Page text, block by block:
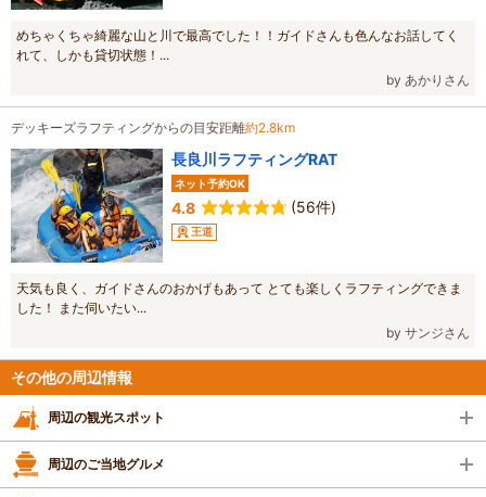
めちゃくちゃ綺麗な山と川で最高でした！！ガイドさんも色んなお話してく
れて、しかも貸切状態！...
by あかりさん
デッキーズラフティングからの目安距離約2.8km
長良川ラフティングRAT
ネット予約OK
4.8 (56件)
王道
天気も良く、ガイドさんのおかげもあって とても楽しくラフティングできま
した！ また伺いたい...
by サンジさん
その他の周辺情報
周辺の観光スポット
周辺のご当地グルメ